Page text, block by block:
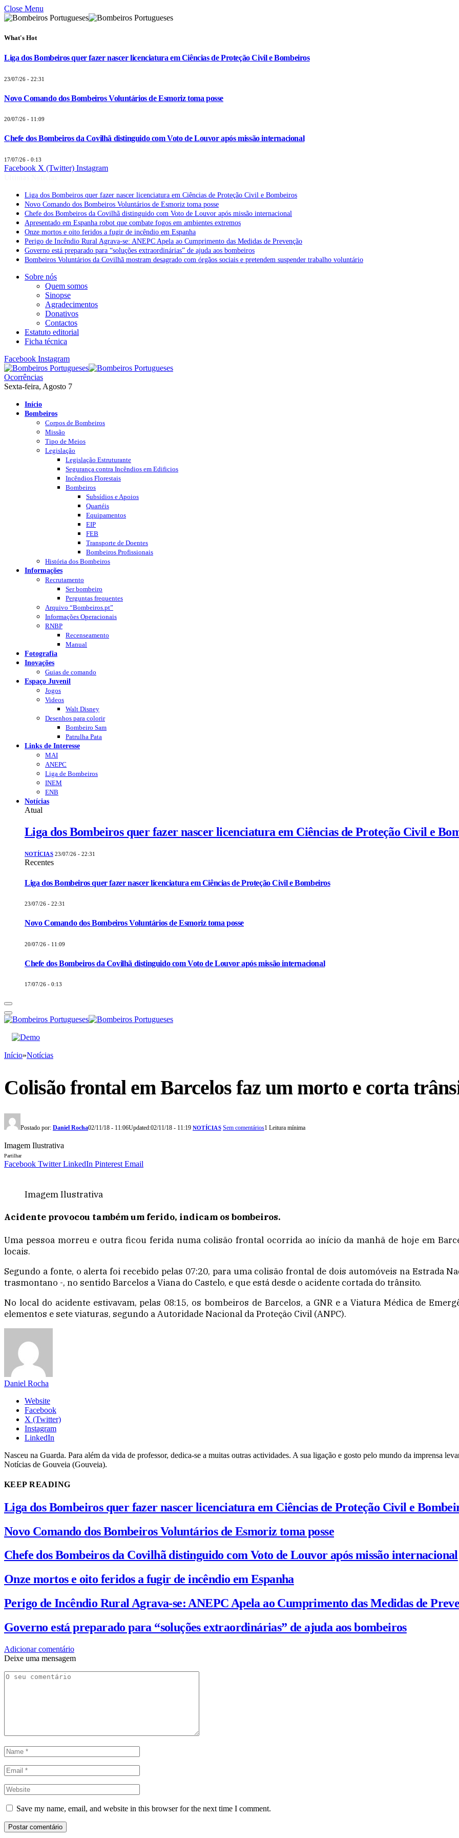
Close Menu
What's Hot
Liga dos Bombeiros quer fazer nascer licenciatura em Ciências de Proteção Civil e Bombeiros
23/07/26 - 22:31
Novo Comando dos Bombeiros Voluntários de Esmoriz toma posse
20/07/26 - 11:09
Chefe dos Bombeiros da Covilhã distinguido com Voto de Louvor após missão internacional
17/07/26 - 0:13
Facebook X (Twitter) Instagram
Liga dos Bombeiros quer fazer nascer licenciatura em Ciências de Proteção Civil e Bombeiros
Novo Comando dos Bombeiros Voluntários de Esmoriz toma posse
Chefe dos Bombeiros da Covilhã distinguido com Voto de Louvor após missão internacional
Apresentado em Espanha robot que combate fogos em ambientes extremos
Onze mortos e oito feridos a fugir de incêndio em Espanha
Perigo de Incêndio Rural Agrava-se: ANEPC Apela ao Cumprimento das Medidas de Prevenção
Governo está preparado para “soluções extraordinárias” de ajuda aos bombeiros
Bombeiros Voluntários da Covilhã mostram desagrado com órgãos sociais e pretendem suspender trabalho voluntário
Sobre nós
Quem somos
Sinopse
Agradecimentos
Donativos
Contactos
Estatuto editorial
Ficha técnica
Facebook Instagram
Ocorrências
Sexta-feira, Agosto 7
Início
Bombeiros
Corpos de Bombeiros
Missão
Tipo de Meios
Legislação
Legislação Estruturante
Segurança contra Incêndios em Edificios
Incêndios Florestais
Bombeiros
Subsídios e Apoios
Quartéis
Equipamentos
EIP
FEB
Transporte de Doentes
Bombeiros Profissionais
História dos Bombeiros
Informações
Recrutamento
Ser bombeiro
Perguntas frequentes
Arquivo “Bombeiros.pt”
Informações Operacionais
RNBP
Recenseamento
Manual
Fotografia
Inovações
Guias de comando
Espaço Juvenil
Jogos
Videos
Walt Disney
Desenhos para colorir
Bombeiro Sam
Patrulha Pata
Links de Interesse
MAI
ANEPC
Liga de Bombeiros
INEM
ENB
Notícias
Atual
Liga dos Bombeiros quer fazer nascer licenciatura em Ciências de Proteção Civil e
NOTÍCIAS 23/07/26 - 22:31
Recentes
Liga dos Bombeiros quer fazer nascer licenciatura em Ciências de Proteção Civil e Bombeiros
23/07/26 - 22:31
Novo Comando dos Bombeiros Voluntários de Esmoriz toma posse
20/07/26 - 11:09
Chefe dos Bombeiros da Covilhã distinguido com Voto de Louvor após missão internacional
17/07/26 - 0:13
Início»Notícias
Colisão frontal em Barcelos faz um morto e corta
Postado por: Daniel Rocha02/11/18 - 11:06Updated:02/11/18 - 11:19 NOTÍCIAS Sem comentários1 Leitura mínima
Imagem Ilustrativa
Partilhar
Facebook Twitter LinkedIn Pinterest Email
Imagem Ilustrativa
Acidente provocou também um ferido, indicam os bombeiros.
Uma pessoa morreu e outra ficou ferida numa colisão frontal ocorrida ao início da manhã de hoje em
locais.
Segundo a fonte, o alerta foi recebido pelas 07:20, para uma colisão frontal de dois automóveis na Estrada
trasmontano -, no sentido Barcelos a Viana do Castelo, e que está desde o acidente cortada do trânsito.
No local do acidente estivavam, pelas 08:15, os bombeiros de Barcelos, a GNR e a Viatura Médica de
elementos e sete viaturas, segundo a Autoridade Nacional da Proteção Civil (ANPC).
Daniel Rocha
Website
Facebook
X (Twitter)
Instagram
LinkedIn
Nasceu na Guarda. Para além da vida de professor, dedica-se a muitas outras actividades. A sua ligação e gosto pelo mundo da imprensa
Notícias de Gouveia (Gouveia).
KEEP READING
Liga dos Bombeiros quer fazer nascer licenciatura em Ciências de Proteção Civil e
Novo Comando dos Bombeiros Voluntários de Esmoriz toma posse
Chefe dos Bombeiros da Covilhã distinguido com Voto de Louvor após missão internacional
Onze mortos e oito feridos a fugir de incêndio em Espanha
Perigo de Incêndio Rural Agrava-se: ANEPC Apela ao Cumprimento das Medidas de
Governo está preparado para “soluções extraordinárias” de ajuda aos bombeiros
Adicionar comentário
Deixe uma mensagem
Save my name, email, and website in this browser for the next time I comment.